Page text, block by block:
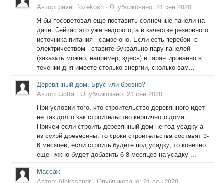
Автор: pavel_fozekosh · Опубликовано: 21 сен 2020
Я бы посоветовал еще поставить солнечные панели на
даче. Сейчас это уже недорого, а в качестве резервного
источника питания - самое оно. Если есть перебои с
электричеством - ставите буквально пару панелей
(заказать можно, например, здесь) и гарантированно в
течении дня имеете столько энергии, сколько вам...
Деревянный дом. Брус или бревно?
Автор: Gotta · Опубликовано: 21 сен 2020
При условии того, что строительство деревянного идет
не так долго как строительство кирпичного дома.
Причем если строить деревянный дом не под усадку а
из сухой древесины, то сроки строительства составят 3-
6 месяцев, если строить будете под усадку, то конечно
еще нужно будет добавить 6-8 месяцев на усадку ...
Массаж
Автор: Alekssandr · Опубликовано: 21 сен 2020